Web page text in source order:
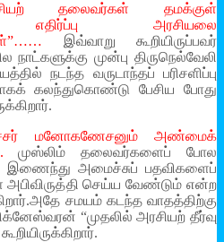
தலைவர்கள் தமக்குள்
எதிர்ப்பு அரசியலை
இவ்வாறு கூறியிருப்பவர்
முன்பு திருநெல்வேலி
நடந்த வருடாந்தப் பரிசளிப்பு
கலந்துகொண்டு பேசிய போது
மனோகணேசனும் அண்மைக்
முஸ்லிம் தலைவர்களைப் போல
இணைந்து அமைச்சுப் பதவிகளைப்
அபிவிருத்தி செய்ய வேண்டும் என்ற
சமயம் கடந்த வாதத்திற்கு
“முதலில் அரசியற் தீர்வு